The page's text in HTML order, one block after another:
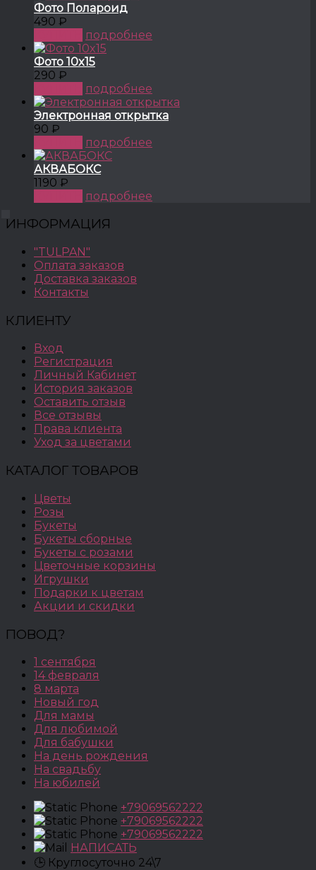
Фото Полароид
490 ₽
подробнее
Фото 10x15
290 ₽
подробнее
Электронная открытка
90 ₽
подробнее
АКВАБОКС
1190 ₽
подробнее
ИНФОРМАЦИЯ
"TULPAN"
Оплата заказов
Доставка заказов
Контакты
КЛИЕНТУ
Вход
Регистрация
Личный Кабинет
История заказов
Оставить отзыв
Все отзывы
Права клиента
Уход за цветами
КАТАЛОГ ТОВАРОВ
Цветы
Розы
Букеты
Букеты сборные
Букеты с розами
Цветочные корзины
Игрушки
Подарки к цветам
Акции и скидки
ПОВОД?
1 сентября
14 февраля
8 марта
Новый год
Для мамы
Для любимой
Для бабушки
На день рождения
На свадьбу
На юбилей
+79069562222
+79069562222
+79069562222
НАПИСАТЬ
🕒 Круглосуточно 24\7